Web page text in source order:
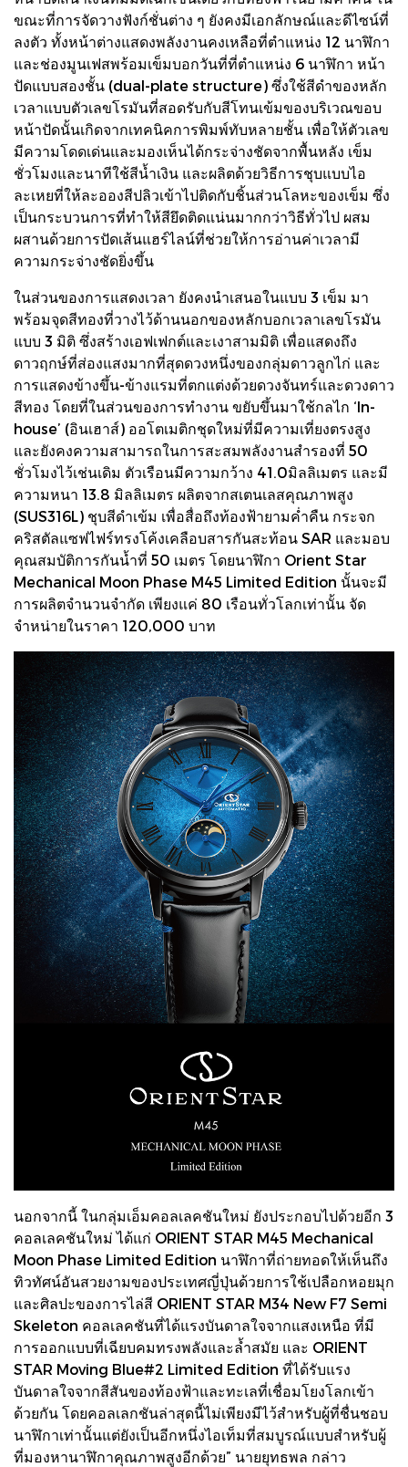
ขณะที่การจัดวางฟังก์ชั่นต่าง ๆ ยังคงมีเอกลักษณ์และดีไซน์ที่
ลงตัว ทั้งหน้าต่างแสดงพลังงานคงเหลือที่ตำแหน่ง 12 นาฬิกา
และช่องมูนเฟสพร้อมเข็มบอกวันที่ที่ตำแหน่ง 6 นาฬิกา หน้า
ปัดแบบสองชั้น (dual-plate structure) ซึ่งใช้สีดำของหลัก
เวลาแบบตัวเลขโรมันที่สอดรับกับสีโทนเข้มของบริเวณขอบ
หน้าปัดนั้นเกิดจากเทคนิคการพิมพ์ทับหลายชั้น เพื่อให้ตัวเลข
มีความโดดเด่นและมองเห็นได้กระจ่างชัดจากพื้นหลัง เข็ม
ชั่วโมงและนาทีใช้สีน้ำเงิน และผลิตด้วยวิธีการชุบแบบไอ
ละเหยที่ให้ละอองสีปลิวเข้าไปติดกับชิ้นส่วนโลหะของเข็ม ซึ่ง
เป็นกระบวนการที่ทำให้สียึดติดแน่นมากกว่าวิธีทั่วไป ผสม
ผสานด้วยการปัดเส้นแฮร์ไลน์ที่ช่วยให้การอ่านค่าเวลามี
ความกระจ่างชัดยิ่งขึ้น
ในส่วนของการแสดงเวลา ยังคงนำเสนอในแบบ 3 เข็ม มา
พร้อมจุดสีทองที่วางไว้ด้านนอกของหลักบอกเวลาเลขโรมัน
แบบ 3 มิติ ซึ่งสร้างเอฟเฟกต์และเงาสามมิติ เพื่อแสดงถึง
ดาวฤกษ์ที่ส่องแสงมากที่สุดดวงหนึ่งของกลุ่มดาวลูกไก่ และ
การแสดงข้างขึ้น-ข้างแรมที่ตกแต่งด้วยดวงจันทร์และดวงดาว
สีทอง โดยที่ในส่วนของการทำงาน ขยับขึ้นมาใช้กลไก ‘In-
house’ (อินเฮาส์) ออโตเมติกชุดใหม่ที่มีความเที่ยงตรงสูง
และยังคงความสามารถในการสะสมพลังงานสำรองที่ 50
ชั่วโมงไว้เช่นเดิม ตัวเรือนมีความกว้าง 41.0มิลลิเมตร และมี
ความหนา 13.8 มิลลิเมตร ผลิตจากสเตนเลสคุณภาพสูง
(SUS316L) ชุบสีดำเข้ม เพื่อสื่อถึงท้องฟ้ายามค่ำคืน กระจก
คริสตัลแซฟไฟร์ทรงโค้งเคลือบสารกันสะท้อน SAR และมอบ
คุณสมบัติการกันน้ำที่ 50 เมตร โดยนาฬิกา Orient Star
Mechanical Moon Phase M45 Limited Edition นั้นจะมี
การผลิตจำนวนจำกัด เพียงแค่ 80 เรือนทั่วโลกเท่านั้น จัด
จำหน่ายในราคา 120,000 บาท
นอกจากนี้ ในกลุ่มเอ็มคอลเลคชันใหม่ ยังประกอบไปด้วยอีก 3
คอลเลคชันใหม่ ได้แก่ ORIENT STAR M45 Mechanical
Moon Phase Limited Edition นาฬิกาที่ถ่ายทอดให้เห็นถึง
ทิวทัศน์อันสวยงามของประเทศญี่ปุ่นด้วยการใช้เปลือกหอยมุก
และศิลปะของการไล่สี ORIENT STAR M34 New F7 Semi
Skeleton คอลเลคชันที่ได้แรงบันดาลใจจากแสงเหนือ ที่มี
การออกแบบที่เฉียบคมทรงพลังและล้ำสมัย และ ORIENT
STAR Moving Blue#2 Limited Edition ที่ได้รับแรง
บันดาลใจจากสีสันของท้องฟ้าและทะเลที่เชื่อมโยงโลกเข้า
ด้วยกัน โดยคอลเลกชันล่าสุดนี้ไม่เพียงมีไว้สำหรับผู้ที่ชื่นชอบ
นาฬิกาเท่านั้นแต่ยังเป็นอีกหนึ่งไอเท็มที่สมบูรณ์แบบสำหรับผู้
ที่มองหานาฬิกาคุณภาพสูงอีกด้วย” นายยุทธพล กล่าว